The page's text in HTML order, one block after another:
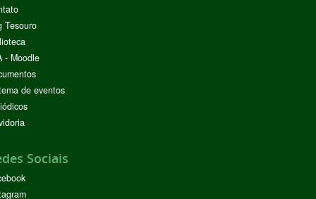
Tesouro
- Moodle
de eventos
Sociais